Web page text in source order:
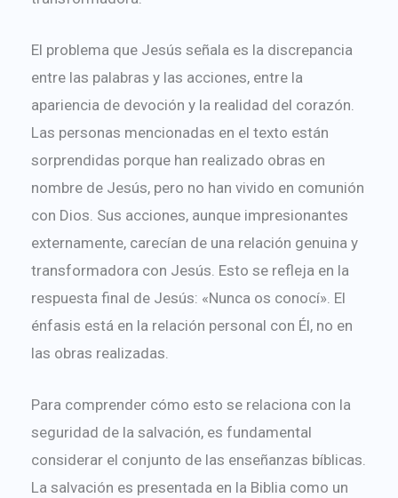
El problema que Jesús señala es la discrepancia
entre las palabras y las acciones, entre la
apariencia de devoción y la realidad del corazón.
Las personas mencionadas en el texto están
sorprendidas porque han realizado obras en
nombre de Jesús, pero no han vivido en comunión
con Dios. Sus acciones, aunque impresionantes
externamente, carecían de una relación genuina y
transformadora con Jesús. Esto se refleja en la
respuesta final de Jesús: «Nunca os conocí». El
énfasis está en la relación personal con Él, no en
las obras realizadas.
Para comprender cómo esto se relaciona con la
seguridad de la salvación, es fundamental
considerar el conjunto de las enseñanzas bíblicas.
La salvación es presentada en la Biblia como un